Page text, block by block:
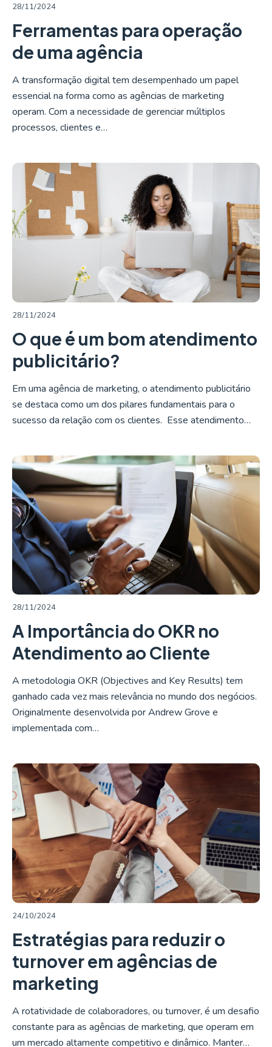
28/11/2024
Ferramentas para operação
de uma agência
A transformação digital tem desempenhado um papel
essencial na forma como as agências de marketing
operam. Com a necessidade de gerenciar múltiplos
processos, clientes e…
LER MAIS
28/11/2024
O que é um bom atendimento
publicitário?
Em uma agência de marketing, o atendimento publicitário
se destaca como um dos pilares fundamentais para o
sucesso da relação com os clientes. Esse atendimento…
LER MAIS
28/11/2024
A Importância do OKR no
Atendimento ao Cliente
A metodologia OKR (Objectives and Key Results) tem
ganhado cada vez mais relevância no mundo dos negócios.
Originalmente desenvolvida por Andrew Grove e
implementada com…
LER MAIS
24/10/2024
Estratégias para reduzir o
turnover em agências de
marketing
A rotatividade de colaboradores, ou turnover, é um desafio
constante para as agências de marketing, que operam em
um mercado altamente competitivo e dinâmico. Manter…